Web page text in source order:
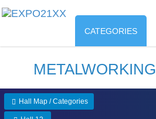
CATEGORIES
METALWORKING
Hall Map / Categories